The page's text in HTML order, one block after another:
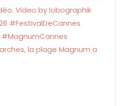
la plage Magnum a